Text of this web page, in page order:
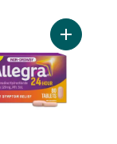
de Ajouter